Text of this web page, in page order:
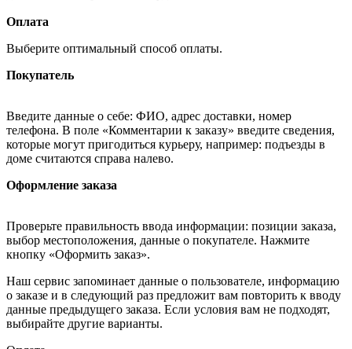
Оплата
Выберите оптимальный способ оплаты.
Покупатель
Введите данные о себе: ФИО, адрес доставки, номер
телефона. В поле «Комментарии к заказу» введите сведения,
которые могут пригодиться курьеру, например: подъезды в
доме считаются справа налево.
Оформление заказа
Проверьте правильность ввода информации: позиции заказа,
выбор местоположения, данные о покупателе. Нажмите
кнопку «Оформить заказ».
Наш сервис запоминает данные о пользователе, информацию
о заказе и в следующий раз предложит вам повторить к вводу
данные предыдущего заказа. Если условия вам не подходят,
выбирайте другие варианты.